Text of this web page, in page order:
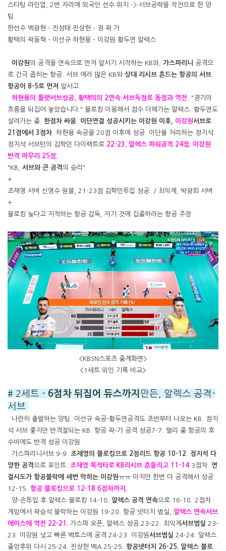
스타팅 라인업, 2번 자리에 외국인 선수 위치 -> 서브공략을 작전으로 한 양
팀.
한선수 백광현 - 진성태 진상헌 - 정 곽 가
황택의 곽동혁 - 이선규 하현용 - 이강원 황두연 알렉스
이강원의 공격을 연속으로 먼저 앞서기 시작하는 KB와, 가스파리니 공격으
로 간극 좁히는 항공. 서브 에러 많은 KB와 상대 리시브 흔드는 항공의 서브
항공이 8-5로 먼저 앞서고.
하현용의 플랫서브성공, 황택의의 2연속 서브득점로 동점과 역전 . "경기의
흐름을 뒤집어 놓았습니다." 블로킹 이용해서 점수 더해가는 알렉스. 황두연도
살려가는 중. 한점차 싸움 이단연결 성공시키는 이강원 이후, 이강원서브로
21점에서 3점차 . 하현용 속공을 20점 이후에 성공. 이단볼 처리하는 정지석.
정지석 서브턴의 김학민 다이렉트로 22-23. 알렉스 파워공격 24점. 이강원
반격 마무리 25점.
"KB,
서브와 큰 공격의 승리"
+
조재영 서버 신영수 원블, 21-23점 김학민투입 성공. / 최익제, 박광희 서버
+
블로킹 늦다고 지적하는 항공 감독, 자기 것에 집중하라는 항공 주장.
<KBSN스포츠 중계화면>
<1세트 외인 기록 비교>
# 2세트 - 6점차 뒤집어 듀스까지 만든, 알렉스 공격-
서브
나란히 출발하는 양팀. 이선규 속공-황두연공격도 초반부터 나오는 KB. 정지
석 서브 좋지만 반격잘되는 KB. 항공 곽-가 공격 성공7-7. 랠리 중 항공의 호
수비에도 반격 성공 이강원.
가스파리니서브 9-9. 조재영의 블로킹으로 2점리드 항공 10-12
정지석 다
양한 공격으로 포인트. 조재영 목적타로 KB리시브 흔들리고 11-14 3점차. 연
결시도가 항공블락에 세번 막히는 이강원ㅠㅠ 이지만 한번 더 공격해서 성공
12-15. 항공 블로킹으로 12-18 6점차까지.
양-손투입 후 알렉스 블로킹 14-18.
알렉스 공격 연속으로 16-18. 2점차
게임에서 곽승석 블락하는 이강원 19-20. 항공 넷터치 범실, 알렉스 연속서브
에이스에 역전 22-21. 가스파 오픈, 알렉스 성공 23-22. 최익제 서브범실 23-
23. 이강원 낮고 빠른 백토스에 공격 24-23. 이강원 서브범실 24-24. 알렉스
중앙후위 다시 25-24. 진상헌 백A 25-25. 항공넷터치 26-25. 알렉스 블로